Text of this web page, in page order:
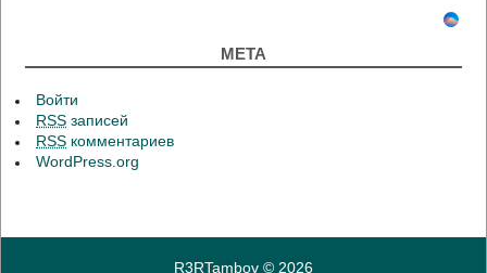
МЕТА
Войти
RSS записей
RSS комментариев
WordPress.org
R3RTambov© 2026